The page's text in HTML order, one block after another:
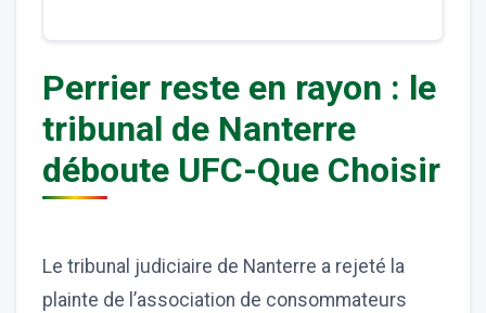
Perrier reste en rayon : le
tribunal de Nanterre
déboute UFC-Que Choisir
Le tribunal judiciaire de Nanterre a rejeté la
plainte de l’association de consommateurs